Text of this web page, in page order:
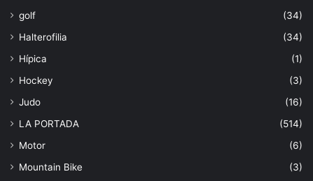
golf
(34)
Halterofilia
(34)
Hípica
(1)
Hockey
(3)
Judo
(16)
LA PORTADA
(514)
Motor
(6)
Mountain Bike
(3)